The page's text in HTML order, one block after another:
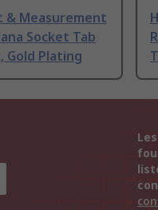
& Measurement
Socket Tab
Gold Plating